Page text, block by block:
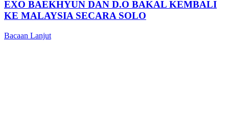
EXO BAEKHYUN DAN D.O BAKAL KEMBALI
KE MALAYSIA SECARA SOLO
Bacaan Lanjut